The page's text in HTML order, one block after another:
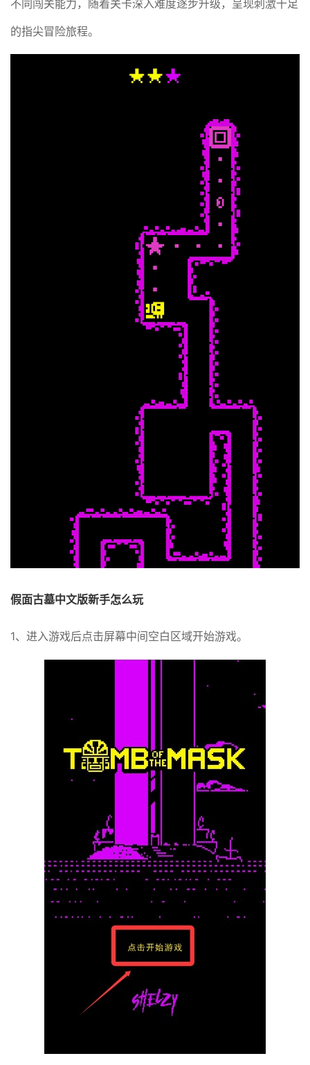
不同闯关能力，随着关卡深入难度逐步升级，呈现刺激十足
的指尖冒险旅程。
假面古墓中文版新手怎么玩
1、进入游戏后点击屏幕中间空白区域开始游戏。